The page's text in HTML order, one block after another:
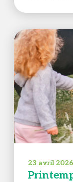
23 avril 2026